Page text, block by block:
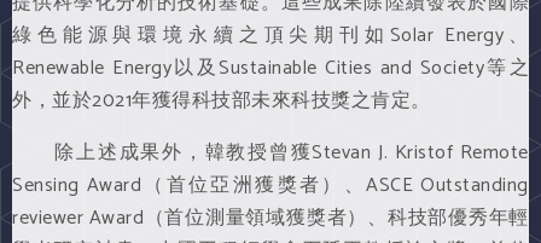
綠色能源與環境永續之頂尖期刊如Solar Energy、
Renewable Energy以及Sustainable Cities and Society等之
外，並於2021年獲得科技部未來科技獎之肯定。
除上述成果外，韓教授曾獲Stevan J. Kristof Remote
Sensing Award（首位亞洲獲獎者）、ASCE Outstanding
reviewer Award（首位測量領域獲獎者）、科技部優秀年輕